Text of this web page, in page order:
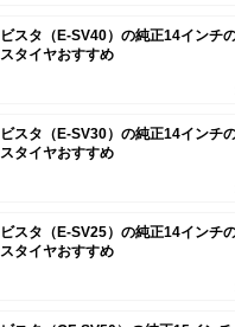
ビスタ（E-SV40）の純正14インチ
スタイヤおすすめ
ビスタ（E-SV30）の純正14インチ
スタイヤおすすめ
ビスタ（E-SV25）の純正14インチ
スタイヤおすすめ